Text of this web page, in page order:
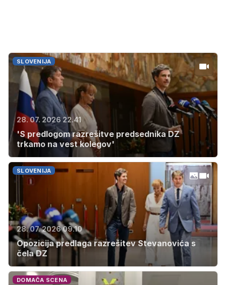
SLOVENIJA
28. 07. 2026 22.41
'S predlogom razrešitve predsednika DZ
trkamo na vest kolegov'
SLOVENIJA
28. 07. 2026 09.10
Opozicija predlaga razrešitev Stevanovića s
čela DZ
DOMAČA SCENA